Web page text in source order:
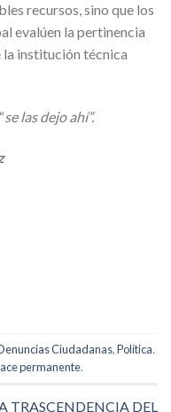
recursos, sino que los
evalúen la pertinencia
institución técnica
se las dejo ahí”.
Ciudadanas,Política.
permanente.
TRASCENDENCIA DEL